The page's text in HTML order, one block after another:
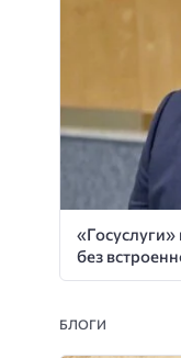
без
БЛОГИ